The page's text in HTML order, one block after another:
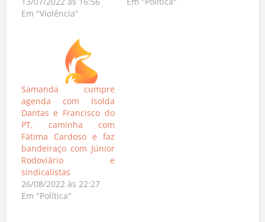
Em "Violência"
Samanda cumpre
agenda com Isolda
Dantas e Francisco do
PT, caminha com
Fátima Cardoso e faz
bandeiraço com Júnior
Rodoviário e
sindicalistas
26/08/2022 às 22:27
Em "Política"